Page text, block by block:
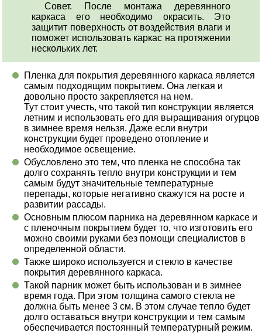
Совет. После монтажа деревянного
каркаса его необходимо окрасить. Это
защитит поверхность от воздействия влаги и
поможет использовать каркас на протяжении
нескольких лет.
Пленка для покрытия деревянного каркаса является
самым подходящим покрытием. Она легкая и
довольно просто закрепляется на нем.
Тут стоит учесть, что такой тип конструкции является
летним и использовать его для выращивания огурцов
в зимнее время нельзя. Даже если внутри
конструкции будет проведено отопление и
необходимое освещение.
Обусловлено это тем, что пленка не способна так
долго сохранять тепло внутри конструкции и тем
самым будут значительные температурные
перепады, которые негативно скажутся на росте и
развитии рассады.
Основным плюсом парника на деревянном каркасе и
с пленочным покрытием будет то, что изготовить его
можно своими руками без помощи специалистов в
определенной области.
Также широко используется и стекло в качестве
покрытия деревянного каркаса.
Такой парник может быть использован и в зимнее
время года. При этом толщина самого стекла не
должна быть менее 3 см. В этом случае тепло будет
долго оставаться внутри конструкции и тем самым
обеспечивается постоянный температурный режим.